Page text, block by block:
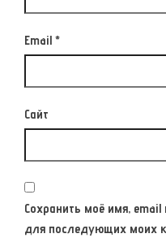
Email *
Сайт
Сохранить моё имя, email
для последующих моих